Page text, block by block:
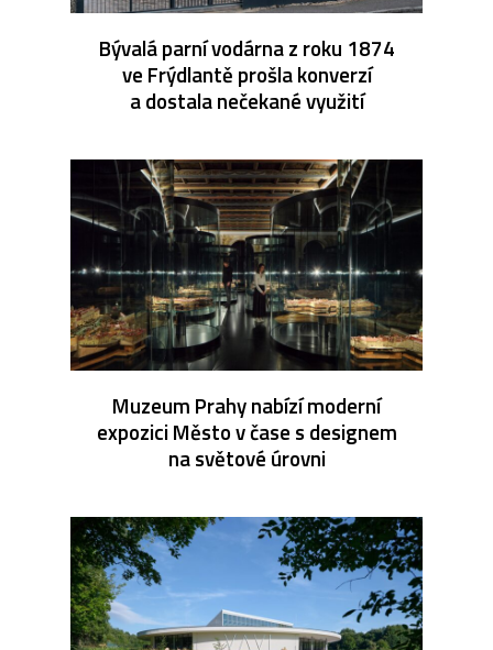
Bývalá parní vodárna z roku 1874
ve Frýdlantě prošla konverzí
a dostala nečekané využití
Muzeum Prahy nabízí moderní
expozici Město v čase s designem
na světové úrovni